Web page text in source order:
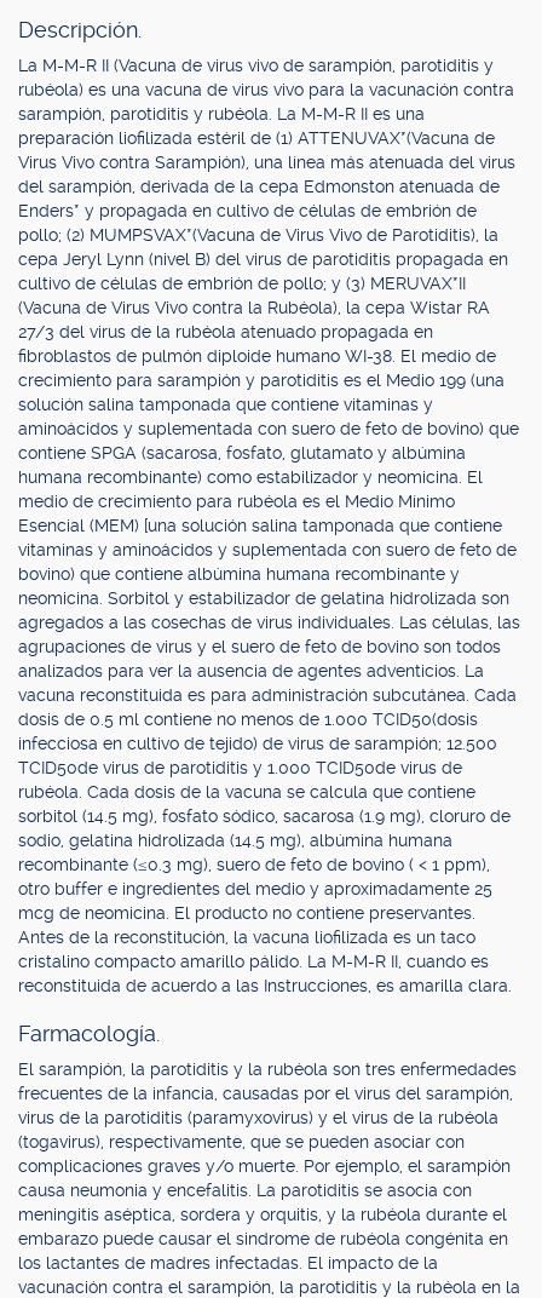
Descripción.
La M-M-R II (Vacuna de virus vivo de sarampión, parotiditis y
rubéola) es una vacuna de virus vivo para la vacunación contra
sarampión, parotiditis y rubéola. La M-M-R II es una
preparación liofilizada estéril de (1) ATTENUVAX*(Vacuna de
Virus Vivo contra Sarampión), una línea más atenuada del virus
del sarampión, derivada de la cepa Edmonston atenuada de
Enders* y propagada en cultivo de células de embrión de
pollo; (2) MUMPSVAX*(Vacuna de Virus Vivo de Parotiditis), la
cepa Jeryl Lynn (nivel B) del virus de parotiditis propagada en
cultivo de células de embrión de pollo; y (3) MERUVAX*II
(Vacuna de Virus Vivo contra la Rubéola), la cepa Wistar RA
27/3 del virus de la rubéola atenuado propagada en
fibroblastos de pulmón diploide humano WI-38. El medio de
crecimiento para sarampión y parotiditis es el Medio 199 (una
solución salina tamponada que contiene vitaminas y
aminoácidos y suplementada con suero de feto de bovino) que
contiene SPGA (sacarosa, fosfato, glutamato y albúmina
humana recombinante) como estabilizador y neomicina. El
medio de crecimiento para rubéola es el Medio Mínimo
Esencial (MEM) [una solución salina tamponada que contiene
vitaminas y aminoácidos y suplementada con suero de feto de
bovino) que contiene albúmina humana recombinante y
neomicina. Sorbitol y estabilizador de gelatina hidrolizada son
agregados a las cosechas de virus individuales. Las células, las
agrupaciones de virus y el suero de feto de bovino son todos
analizados para ver la ausencia de agentes adventicios. La
vacuna reconstituida es para administración subcutánea. Cada
dosis de 0.5 ml contiene no menos de 1.000 TCID50(dosis
infecciosa en cultivo de tejido) de virus de sarampión; 12.500
TCID50de virus de parotiditis y 1.000 TCID50de virus de
rubéola. Cada dosis de la vacuna se calcula que contiene
sorbitol (14.5 mg), fosfato sódico, sacarosa (1.9 mg), cloruro de
sodio, gelatina hidrolizada (14.5 mg), albúmina humana
recombinante (≤0.3 mg), suero de feto de bovino ( < 1 ppm),
otro buffer e ingredientes del medio y aproximadamente 25
mcg de neomicina. El producto no contiene preservantes.
Antes de la reconstitución, la vacuna liofilizada es un taco
cristalino compacto amarillo pálido. La M-M-R II, cuando es
reconstituida de acuerdo a las Instrucciones, es amarilla clara.
Farmacología.
El sarampión, la parotiditis y la rubéola son tres enfermedades
frecuentes de la infancia, causadas por el virus del sarampión,
virus de la parotiditis (paramyxovirus) y el virus de la rubéola
(togavirus), respectivamente, que se pueden asociar con
complicaciones graves y/o muerte. Por ejemplo, el sarampión
causa neumonia y encefalitis. La parotiditis se asocia con
meningitis aséptica, sordera y orquitis, y la rubéola durante el
embarazo puede causar el sindrome de rubéola congénita en
los lactantes de madres infectadas. El impacto de la
vacunación contra el sarampión, la parotiditis y la rubéola en la